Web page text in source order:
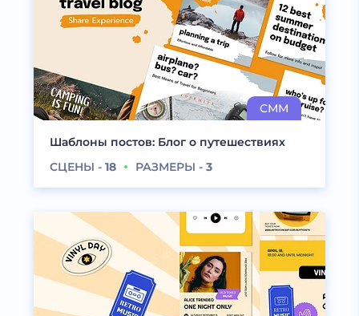
Шаблоны постов: Блог о путешествиях
СЦЕНЫ - 18 РАЗМЕРЫ - 3